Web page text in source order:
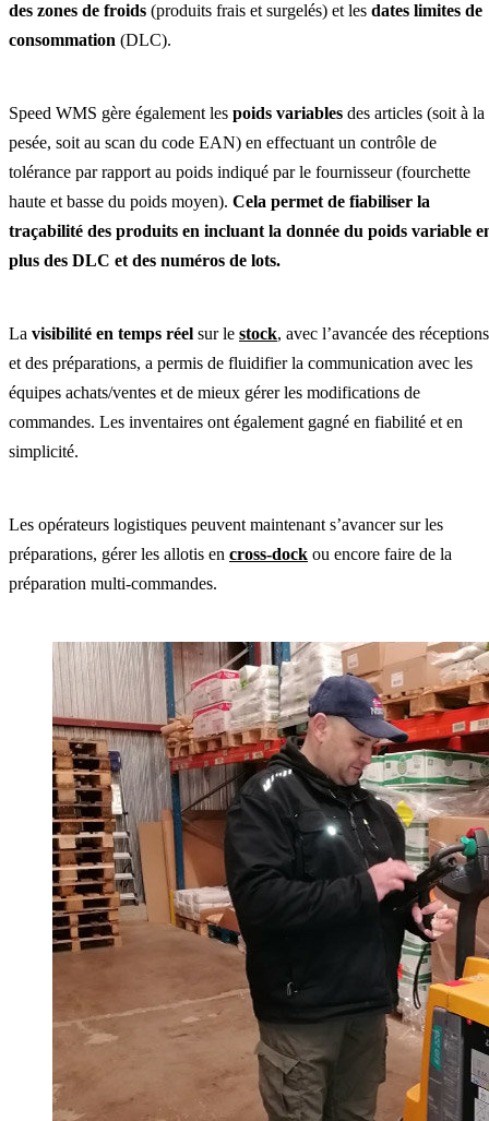
des zones de froids (produits frais et surgelés) et les dates limites de
consommation (DLC).
Speed WMS gère également les poids variables des articles (soit à la
pesée, soit au scan du code EAN) en effectuant un contrôle de
tolérance par rapport au poids indiqué par le fournisseur (fourchette
haute et basse du poids moyen). Cela permet de fiabiliser la
traçabilité des produits en incluant la donnée du poids variable
plus des DLC et des numéros de lots.
La visibilité en temps réel sur le stock, avec l’avancée des réceptions
et des préparations, a permis de fluidifier la communication avec les
équipes achats/ventes et de mieux gérer les modifications de
commandes. Les inventaires ont également gagné en fiabilité et en
simplicité.
Les opérateurs logistiques peuvent maintenant s’avancer sur les
préparations, gérer les allotis en cross-dock ou encore faire de la
préparation multi-commandes.